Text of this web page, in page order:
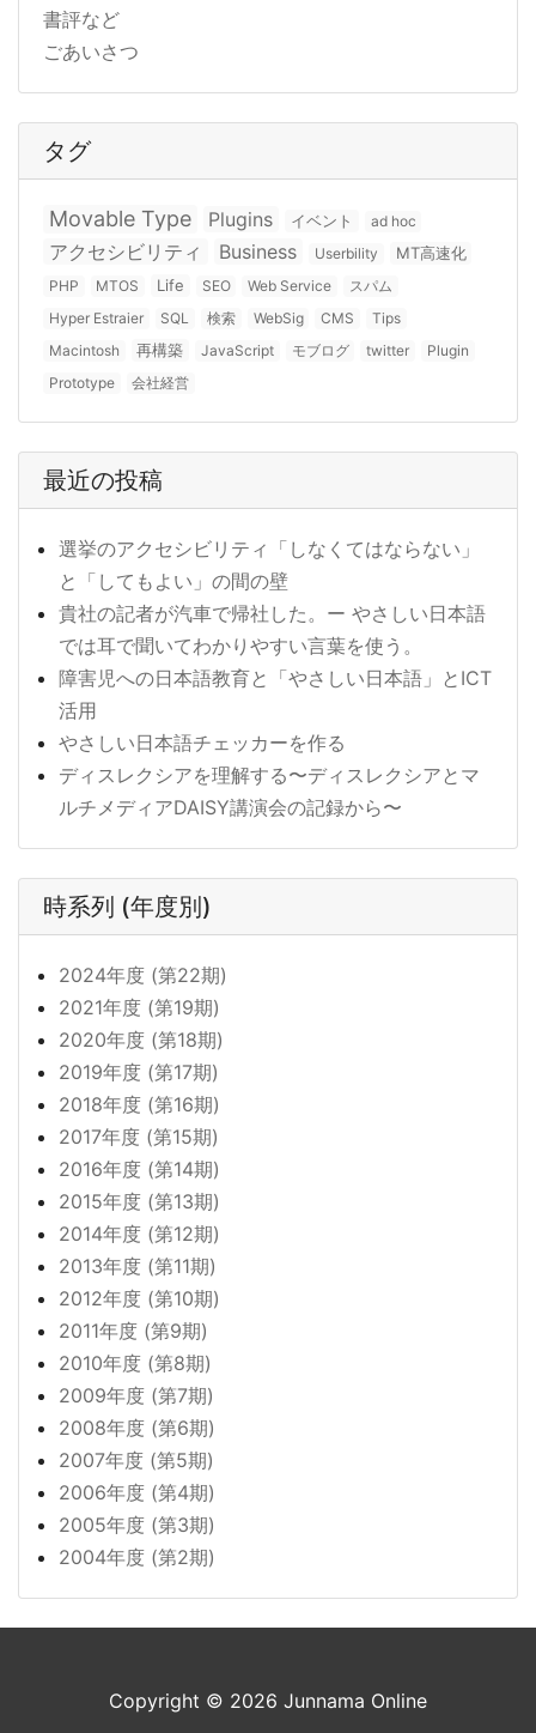
書評など
ごあいさつ
タグ
Movable Type Plugins イベント ad hoc
アクセシビリティ Business Userbility MT高速化
PHP MTOS Life SEO Web Service
スパム
Hyper Estraier
SQL 検索 WebSig CMS
Tips
Macintosh
再構築 JavaScript モブログ twitter
Plugin
Prototype
会社経営
最近の投稿
選挙のアクセシビリティ「しなくてはならない」
と「してもよい」の間の壁
貴社の記者が汽車で帰社した。ー やさしい日本語
では耳で聞いてわかりやすい言葉を使う。
障害児への日本語教育と「やさしい日本語」とICT
活用
やさしい日本語チェッカーを作る
ディスレクシアを理解する〜ディスレクシアとマ
ルチメディアDAISY講演会の記録から〜
時系列 (年度別)
2024年度 (第22期)
2021年度 (第19期)
2020年度 (第18期)
2019年度 (第17期)
2018年度 (第16期)
2017年度 (第15期)
2016年度 (第14期)
2015年度 (第13期)
2014年度 (第12期)
2013年度 (第11期)
2012年度 (第10期)
2011年度 (第9期)
2010年度 (第8期)
2009年度 (第7期)
2008年度 (第6期)
2007年度 (第5期)
2006年度 (第4期)
2005年度 (第3期)
2004年度 (第2期)
Copyright © 2026 Junnama Online